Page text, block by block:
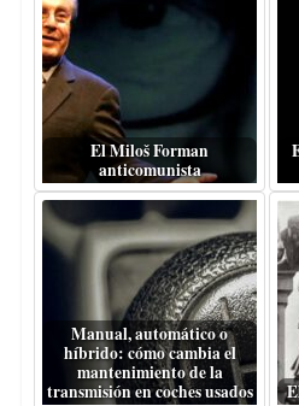
El Miloš Forman
anticomunista
Manual, automático o
híbrido: cómo cambia el
mantenimiento de la
transmisión en coches usados